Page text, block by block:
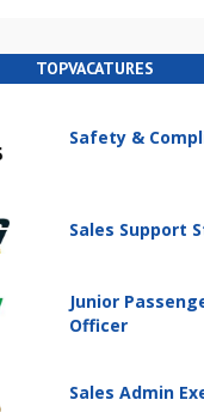
TOPVACATURES
Safety &
Sales Support
Junior
Officer
Sales Admin